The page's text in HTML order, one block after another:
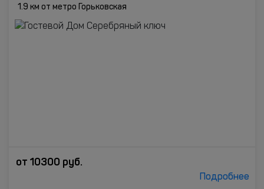
1.9 км от метро Горьковская
от 10300 руб.
Подробнее